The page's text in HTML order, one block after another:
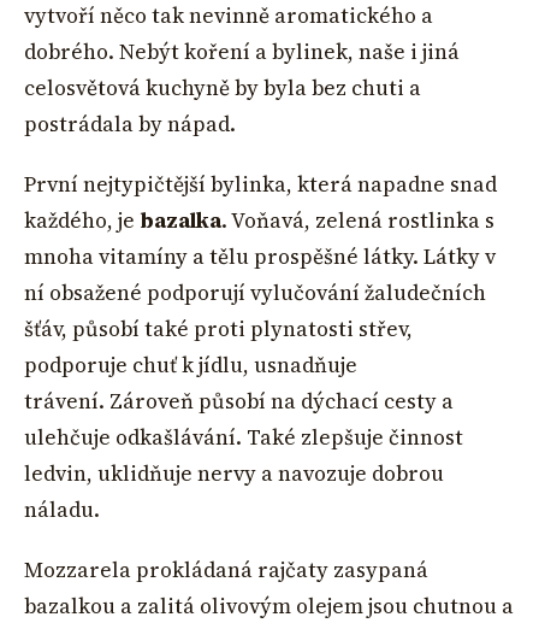
vytvoří něco tak nevinně aromatického a
dobrého. Nebýt koření a bylinek, naše i jiná
celosvětová kuchyně by byla bez chuti a
postrádala by nápad.
První nejtypičtější bylinka, která napadne snad
každého, je bazalka. Voňavá, zelená rostlinka s
mnoha vitamíny a tělu prospěšné látky. Látky v
ní obsažené podporují vylučování žaludečních
šťáv, působí také proti plynatosti střev,
podporuje chuť k jídlu, usnadňuje
trávení. Zároveň působí na dýchací cesty a
ulehčuje odkašlávání. Také zlepšuje činnost
ledvin, uklidňuje nervy a navozuje dobrou
náladu.
Mozzarela prokládaná rajčaty zasypaná
bazalkou a zalitá olivovým olejem jsou chutnou a